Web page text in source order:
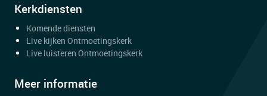
Kerkdiensten
Komende diensten
Live kijken Ontmoetingskerk
Live luisteren Ontmoetingskerk
Meer informatie